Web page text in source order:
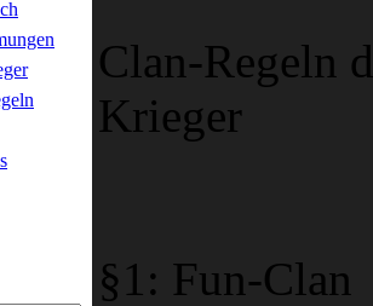
Clan-Regeln
Krieger
§1: Fun-Clan